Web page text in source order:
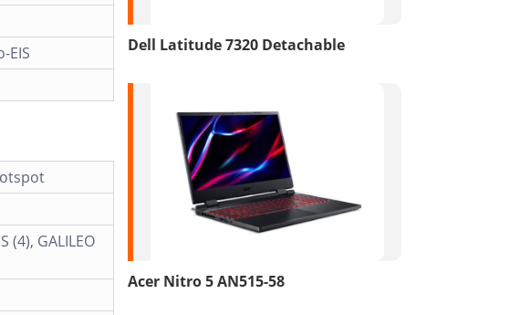
EIS
(4), GALILEO
Dell Latitude 7320 Detachable
Acer Nitro 5 AN515-58